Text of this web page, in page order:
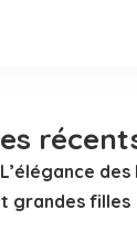
grandes filles